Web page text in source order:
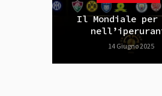
Il Mondiale per
14 Giugno 2025